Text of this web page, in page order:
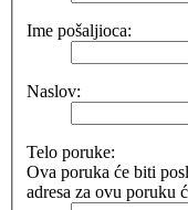
Ime pošaljioca:
Naslov:
Telo poruke:
Ova poruka će biti
adresa za ovu poruku